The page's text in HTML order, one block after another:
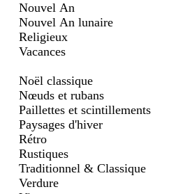
Nouvel An
Nouvel An lunaire
Religieux
Vacances
Noël classique
Nœuds et rubans
Paillettes et scintillements
Paysages d'hiver
Rétro
Rustiques
Traditionnel & Classique
Verdure